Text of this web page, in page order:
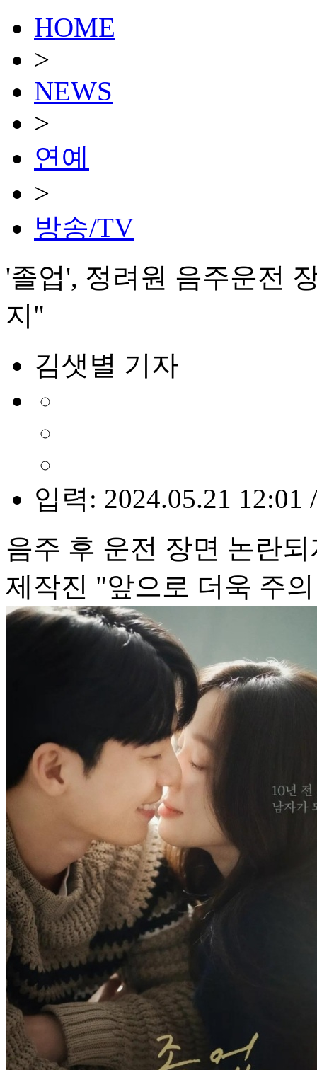
HOME
>
NEWS
>
연예
>
방송/TV
'졸업', 정려원 음주운전
지"
김샛별 기자
입력: 2024.05.21 12:01
음주 후 운전 장면 논란
제작진 "앞으로 더욱 주